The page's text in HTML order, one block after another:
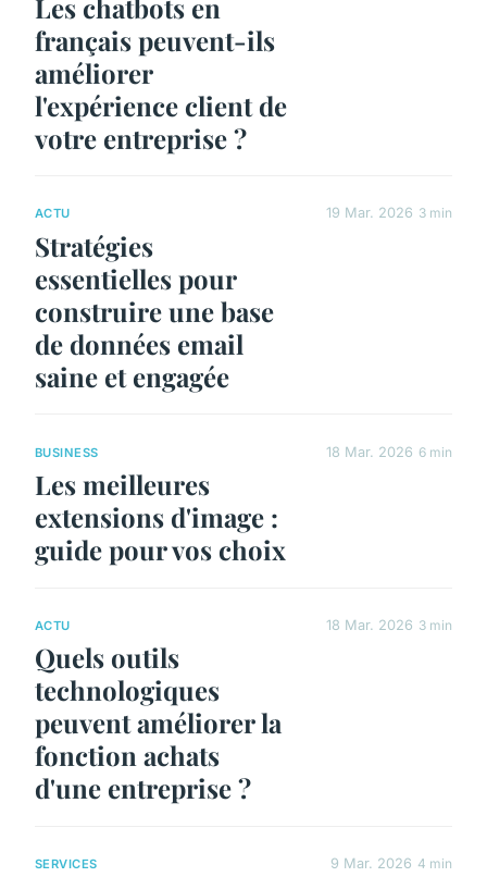
Les chatbots en
français peuvent-ils
améliorer
l'expérience client de
votre entreprise ?
ACTU
Stratégies
essentielles pour
construire une base
de données email
saine et engagée
19 Mar. 2026 3 min
BUSINESS
Les meilleures
extensions d'image :
guide pour vos choix
18 Mar. 2026 6 min
ACTU
Quels outils
technologiques
peuvent améliorer la
fonction achats
d'une entreprise ?
18 Mar. 2026 3 min
SERVICES 9 Mar. 2026 4 min